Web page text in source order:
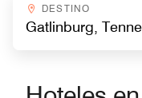
DESTINO